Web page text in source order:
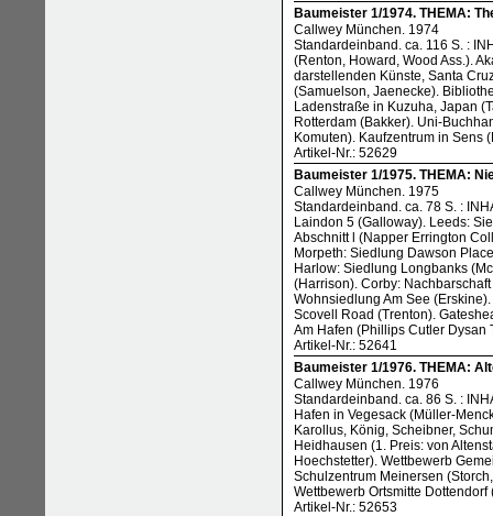
Baumeister 1/1974. THEMA:
Callwey München. 1974
Standardeinband. ca. 116 S. :
(Renton, Howard, Wood Ass.).
darstellenden Künste, Santa
(Samuelson, Jaenecke).
Ladenstraße in Kuzuha, Japan
Rotterdam (Bakker). Uni-
Komuten). Kaufzentrum in Sens
Artikel-Nr.: 52629
Baumeister 1/1975. THEMA:
Callwey München. 1975
Standardeinband. ca. 78 S. :
Laindon 5 (Galloway). Leeds:
Abschnitt l (Napper Errington
Morpeth: Siedlung Dawson
Harlow: Siedlung Longbanks
(Harrison). Corby:
Wohnsiedlung Am See
Scovell Road (Trenton).
Am Hafen (Phillips Cutler Dysan
Artikel-Nr.: 52641
Baumeister 1/1976. THEMA:
Callwey München. 1976
Standardeinband. ca. 86 S. :
Hafen in Vegesack (Müller-
Karollus, König, Scheibner,
Heidhausen (1. Preis: von
Hoechstetter). Wettbewerb
Schulzentrum Meinersen
Wettbewerb Ortsmitte
Artikel-Nr.: 52653